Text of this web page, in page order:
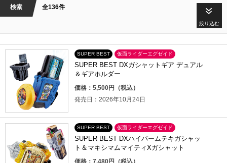
検索 全136件
絞り込む
SUPER BEST 仮面ライダーエグゼイド
SUPER BEST DXガシャットギア デュアル
＆ギアホルダー
価格：5,500円（税込）
発売日：2026年10月24日
SUPER BEST 仮面ライダーエグゼイド
SUPER BEST DXハイパームテキガシャッ
ト＆マキシマムマイティXガシャット
価格：7,480円（税込）